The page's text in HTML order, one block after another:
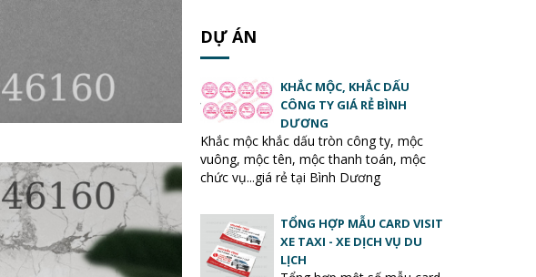
DỰ ÁN
KHẮC MỘC, KHẮC DẤU
CÔNG TY GIÁ RẺ BÌNH
DƯƠNG
Khắc mộc khắc dấu tròn công ty, mộc
vuông, mộc tên, mộc thanh toán, mộc
chức vụ...giá rẻ tại Bình Dương
TỔNG HỢP MẪU CARD VISIT
XE TAXI - XE DỊCH VỤ DU
LỊCH